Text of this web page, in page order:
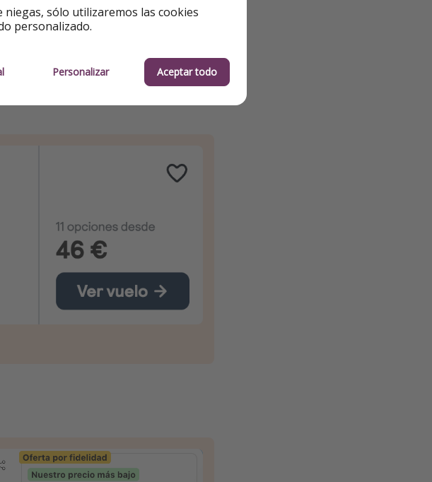
sólo utilizaremos las cookies
personalizado.
Personalizar Aceptar todo